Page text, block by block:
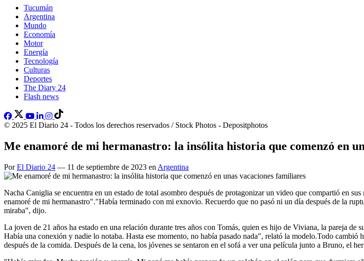
Tucumán
Argentina
Mundo
Economía
Motor
Energía
Tecnología
Culturas
Deportes
The Diary 24
Flash news
© 2025 El Diario 24 - Todos los derechos reservados / Stock Photos - Depositphotos
Me enamoré de mi hermanastro: la insólita historia que comenzó en
PorEl Diario 24 — 11 de septiembre de 2023 en Argentina
Nacha Caniglia se encuentra en un estado de total asombro después de protagonizar un video que compartió en
enamoré de mi hermanastro"."Había terminado con mi exnovio. Recuerdo que no pasó ni un día después de la
miraba", dijo.
La joven de 21 años ha estado en una relación durante tres años con Tomás, quien es hijo de Viviana, la pareja
Había una conexión y nadie lo notaba. Hasta ese momento, no había pasado nada", relató la modelo.Todo
después de la comida. Después de la cena, los jóvenes se sentaron en el sofá a ver una película junto a Bruno, el